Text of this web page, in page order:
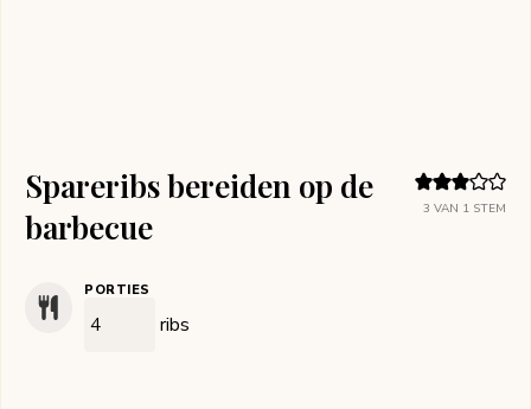
3 VAN 1 STEM
Spareribs bereiden op de
barbecue
PORTIES
ribs